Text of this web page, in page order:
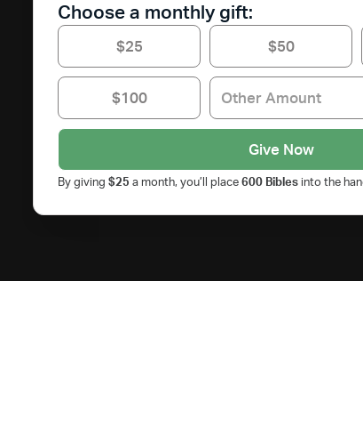
Choose a monthly gift:
$25 $50
$100
By giving$25 a month, you’ll place600 Biblesinto the